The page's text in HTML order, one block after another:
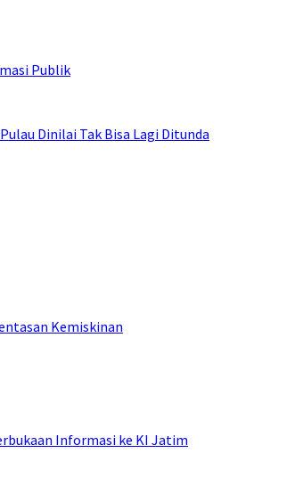
Publik
Dinilai Tak Bisa Lagi Ditunda
Kemiskinan
Informasi ke KI Jatim